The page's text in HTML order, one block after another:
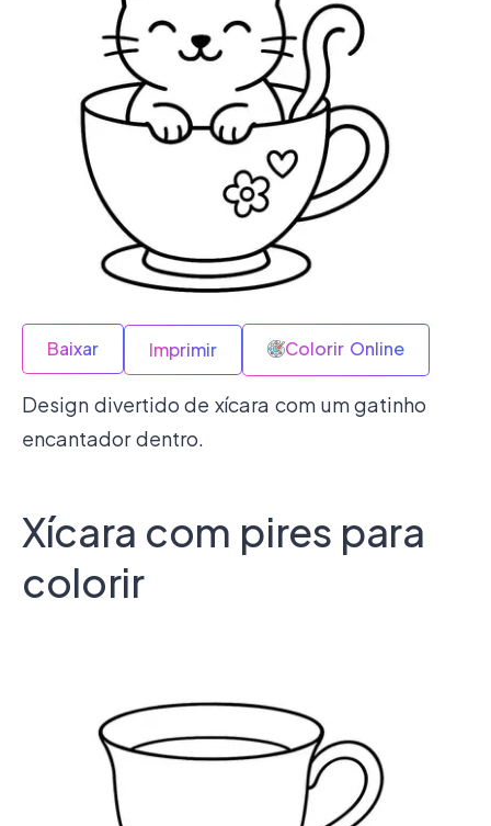
Baixar Imprimir Colorir Online
Design divertido de xícara com um gatinho
encantador dentro.
Xícara com pires para
colorir